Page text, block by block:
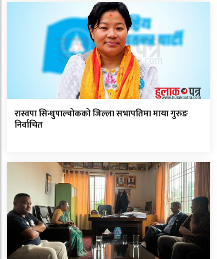
रास्वपा सिन्धुपाल्चोकको जिल्ला सभापतिमा माया गुरुङ
निर्वाचित